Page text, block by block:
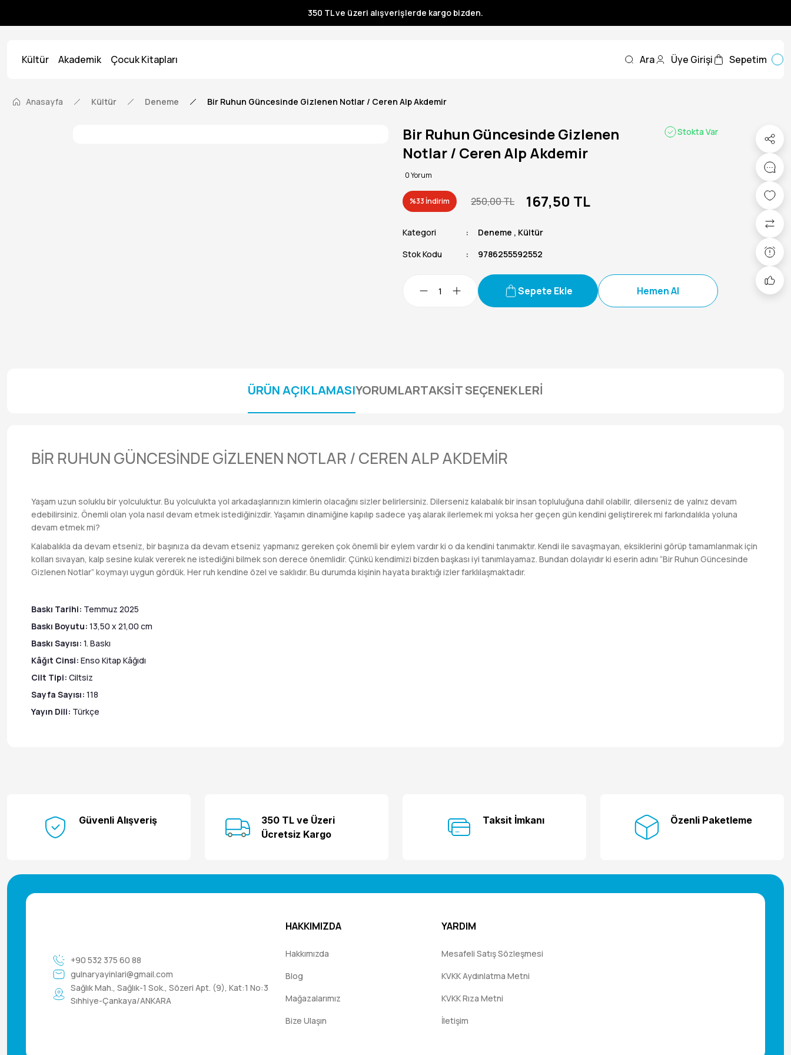
350 TL ve üzeri alışverişlerde kargo bizden.
Kültür Akademik Çocuk Kitapları Ara Üye Girişi Sepetim
Anasayfa Kültür Deneme Bir Ruhun Güncesinde Gizlenen Notlar / Ceren Alp Akdemir
Bir Ruhun Güncesinde Gizlenen
Notlar / Ceren Alp Akdemir
0 Yorum
Stokta Var
%33 İndirim 250,00 TL 167,50 TL
Kategori Deneme , Kültür
Stok Kodu
9786255592552
Sepete Ekle Hemen Al
ÜRÜN AÇIKLAMASIYORUMLARTAKSİT SEÇENEKLERİ
BİR RUHUN GÜNCESİNDE GİZLENEN NOTLAR / CEREN ALP AKDEMİR
Yaşam uzun soluklu bir yolculuktur. Bu yolculukta yol arkadaşlarınızın kimlerin olacağını sizler belirlersiniz. Dilerseniz kalabalık bir insan topluluğuna dahil olabilir, dilerseniz de yalnız devam
edebilirsiniz. Önemli olan yola nasıl devam etmek istediğinizdir. Yaşamın dinamiğine kapılıp sadece yaş alarak ilerlemek mi yoksa her geçen gün kendini geliştirerek mi farkındalıkla yoluna
devam etmek mi?
Kalabalıkla da devam etseniz, bir başınıza da devam etseniz yapmanız gereken çok önemli bir eylem vardır ki o da kendini tanımaktır. Kendi ile savaşmayan, eksiklerini görüp tamamlanmak için
kolları sıvayan, kalp sesine kulak vererek ne istediğini bilmek son derece önemlidir. Çünkü kendimizi bizden başkası iyi tanımlayamaz. Bundan dolayıdır ki eserin adını “Bir Ruhun Güncesinde
Gizlenen Notlar” koymayı uygun gördük. Her ruh kendine özel ve saklıdır. Bu durumda kişinin hayata bıraktığı izler farklılaşmaktadır.
Baskı Tarihi: Temmuz 2025
Baskı Boyutu: 13,50 x 21,00 cm
Baskı Sayısı: 1. Baskı
Kâğıt Cinsi: Enso Kitap Kâğıdı
Cilt Tipi: Ciltsiz
Sayfa Sayısı: 118
Yayın Dili: Türkçe
Güvenli Alışveriş
350 TL ve Üzeri
Ücretsiz Kargo
Taksit İmkanı Özenli Paketleme
+90 532 375 60 88
gulnaryayinlari@gmail.com
Sağlık Mah., Sağlık-1 Sok., Sözeri Apt. (9), Kat:1 No:3
Sıhhiye-Çankaya/ANKARA
HAKKIMIZDA
Hakkımızda
Blog
Mağazalarımız
Bize Ulaşın
YARDIM
Mesafeli Satış Sözleşmesi
KVKK Aydınlatma Metni
KVKK Rıza Metni
İletişim